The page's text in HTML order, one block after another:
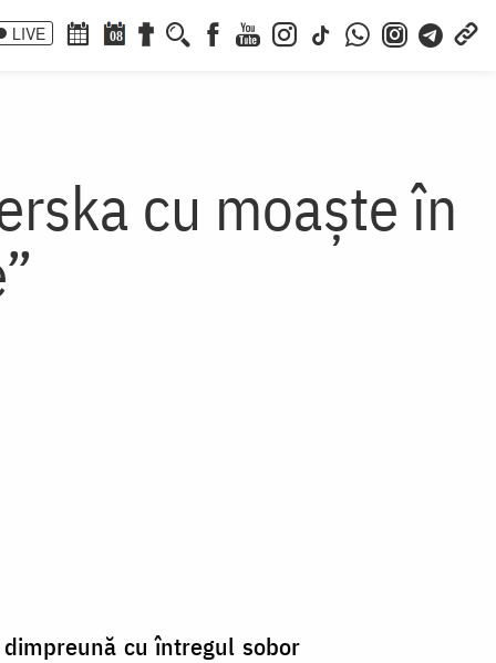
LIVE 08
cu moaște în
cu întregul sobor